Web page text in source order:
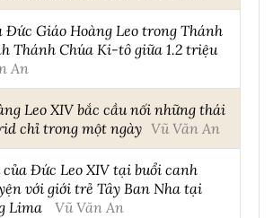
Đức Giáo Hoàng Leo trong Thánh
Thánh Chúa Ki-tô giữa 1.2 triệu
An
Leo XIV bắc cầu nối những thái
chỉ trong một ngày Vũ Văn An
Đức Leo XIV tại buổi canh
với giới trẻ Tây Ban Nha tại
Lima
Vũ Văn An